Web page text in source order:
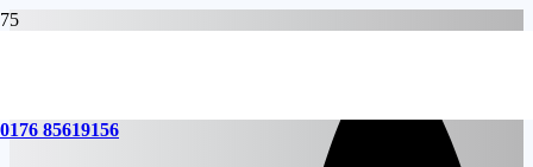
0176 85619156